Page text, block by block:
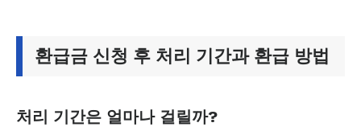
환급금 신청 후 처리 기간과 환급 방법
처리 기간은 얼마나 걸릴까?